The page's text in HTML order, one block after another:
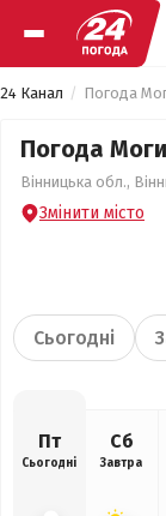
24 Канал Погода
Погода
Вінницька обл.,
Змінити місто
Сьогодні
Пт
Сьогодні
Сб
Завтра